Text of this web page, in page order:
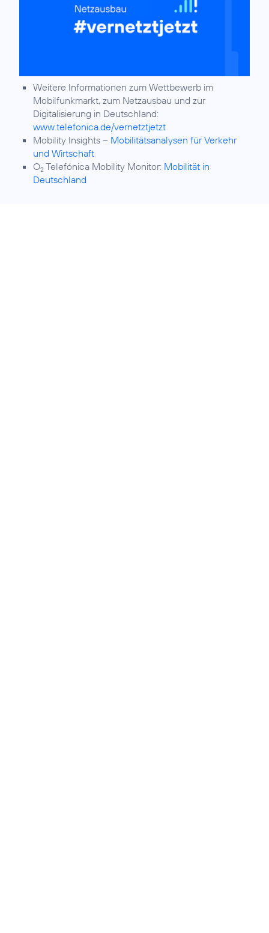
Weitere Informationen zum Wettbewerb im
Mobilfunkmarkt, zum Netzausbau und zur
Digitalisierung in Deutschland:
www.telefonica.de/vernetztjetzt
Mobility Insights – Mobilitätsanalysen für Verkehr
und Wirtschaft
O2 Telefónica Mobility Monitor: Mobilität in
Deutschland